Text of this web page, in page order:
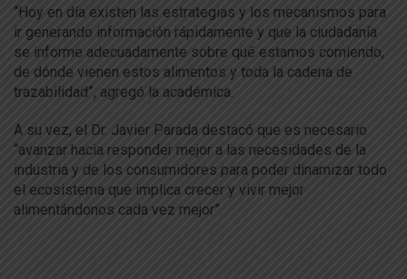
“Hoy en día existen las estrategias y los mecanismos para
ir generando información rápidamente y que la ciudadanía
se informe adecuadamente sobre qué estamos comiendo,
de dónde vienen estos alimentos y toda la cadena de
trazabilidad”, agregó la académica.
A su vez, el Dr. Javier Parada destacó que es necesario
“avanzar hacia responder mejor a las necesidades de la
industria y de los consumidores para poder dinamizar todo
el ecosistema que implica crecer y vivir mejor
alimentándonos cada vez mejor”.